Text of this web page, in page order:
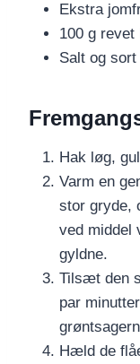
Ekstra
100 g revet
Salt og
Hak løg,
Varm en
stor gryde,
ved middel
gyldne.
Tilsæt den
par
Hæld de